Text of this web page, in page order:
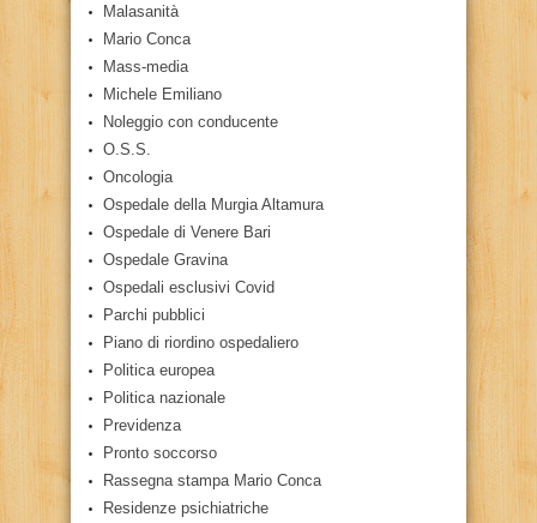
Malasanità
Mario Conca
Mass-media
Michele Emiliano
Noleggio con conducente
O.S.S.
Oncologia
Ospedale della Murgia Altamura
Ospedale di Venere Bari
Ospedale Gravina
Ospedali esclusivi Covid
Parchi pubblici
Piano di riordino ospedaliero
Politica europea
Politica nazionale
Previdenza
Pronto soccorso
Rassegna stampa Mario Conca
Residenze psichiatriche